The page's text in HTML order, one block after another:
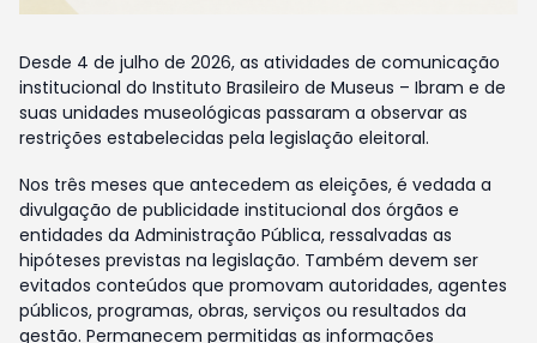
Desde 4 de julho de 2026, as atividades de comunicação
institucional do Instituto Brasileiro de Museus – Ibram e de
suas unidades museológicas passaram a observar as
restrições estabelecidas pela legislação eleitoral.
Nos três meses que antecedem as eleições, é vedada a
divulgação de publicidade institucional dos órgãos e
entidades da Administração Pública, ressalvadas as
hipóteses previstas na legislação. Também devem ser
evitados conteúdos que promovam autoridades, agentes
públicos, programas, obras, serviços ou resultados da
gestão. Permanecem permitidas as informações